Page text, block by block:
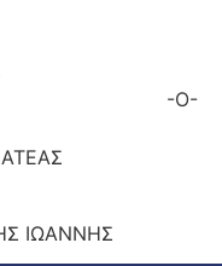
Ο-
ΙΩΑΝΝΗΣ